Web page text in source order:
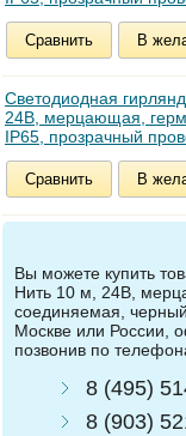
Сравнить В
Светодиодная
24В, мерцающая,
IP65, прозрачный
Сравнить В
Вы можете купить
Нить 10 м, 24В,
соединяемая,
Москве или России,
позвонив по
8 (495)
8 (903)